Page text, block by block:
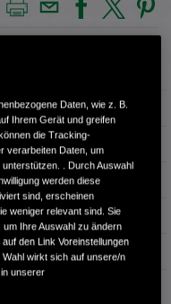
km
/ 129 PS
Daten, wie z. B.
Ihrem Gerät und greifen
die Tracking-
verarbeiten Daten, um
. Durch Auswahl
werden diese
sind, erscheinen
weniger relevant sind. Sie
Ihre Auswahl zu ändern
den Link Voreinstellungen
wirkt sich auf unsere/n
unserer